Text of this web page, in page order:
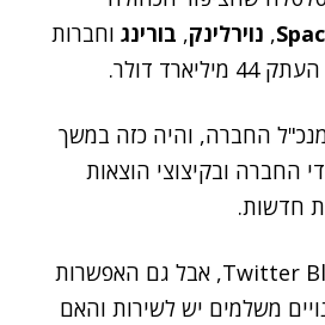
, נוירלינק, בורינג וחברות
החברה, והיה כזה במשך
קצר. בשינוי המשיך בפיטורי כ-75% מכלל עובדי החברה ובקיצוצי הוצאות
חדשות.
הוא הציע למשתמשים מינוי בתשלום (8 דולר לחודש) במסגרת חבילת Twitter Blue, אבל גם האפשרות
משלמים יש לשירות והאם